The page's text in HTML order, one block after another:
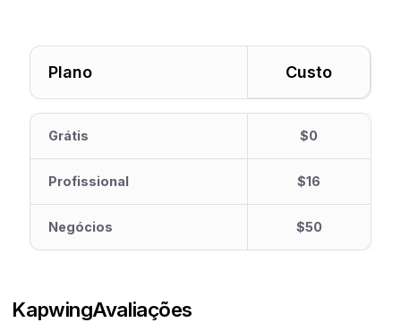
Plano Custo
Grátis $0
Profissional $16
Negócios $50
KapwingAvaliações